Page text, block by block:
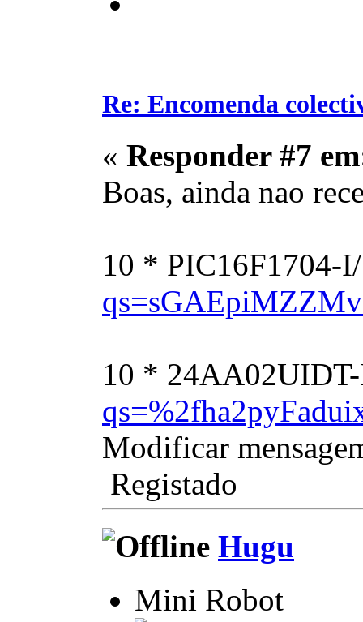
Re: Encomenda
« Responder #7
Boas, ainda nao
10 * PIC16F1704-
10 *
Modificar
Registado
Hugu
Mini Robot